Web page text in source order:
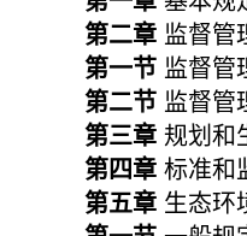
第二章 监督管
第一节 监督管
第二节 监督管
第三章 规划和
第四章 标准和
第五章 生态环